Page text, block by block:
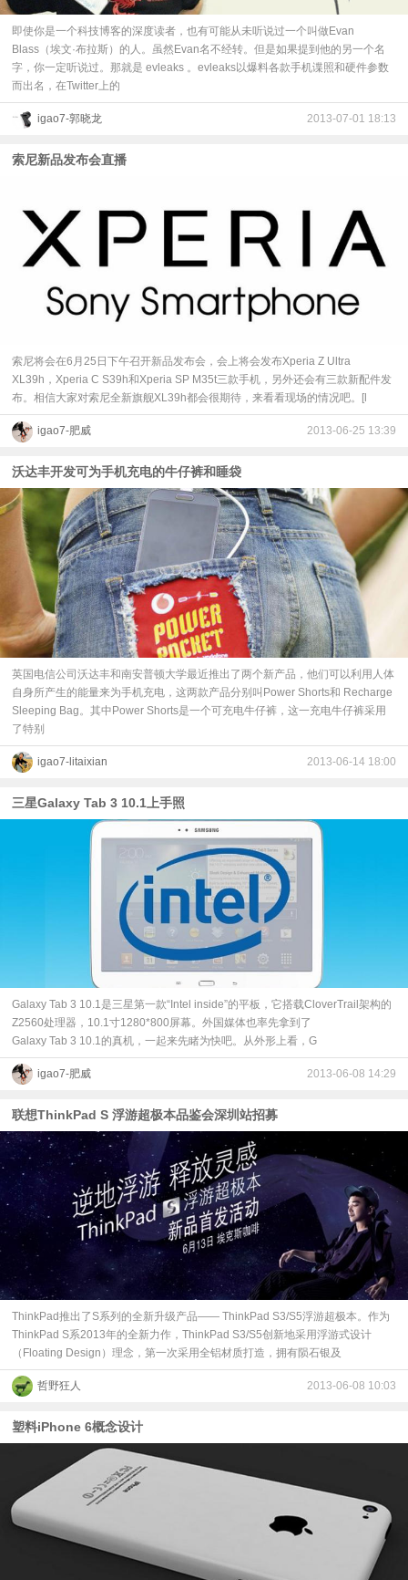
即使你是一个科技博客的深度读者，也有可能从未听说过一个叫做Evan
Blass（埃文·布拉斯）的人。虽然Evan名不经转。但是如果提到他的另一个名
字，你一定听说过。那就是 evleaks 。evleaks以爆料各款手机谍照和硬件参数
而出名，在Twitter上的
igao7-郭晓龙 2013-07-01 18:13
索尼新品发布会直播
索尼将会在6月25日下午召开新品发布会，会上将会发布Xperia Z Ultra
XL39h，Xperia C S39h和Xperia SP M35t三款手机，另外还会有三款新配件发
布。相信大家对索尼全新旗舰XL39h都会很期待，来看看现场的情况吧。[l
igao7-肥威 2013-06-25 13:39
沃达丰开发可为手机充电的牛仔裤和睡袋
英国电信公司沃达丰和南安普顿大学最近推出了两个新产品，他们可以利用人体
自身所产生的能量来为手机充电，这两款产品分别叫Power Shorts和 Recharge
Sleeping Bag。其中Power Shorts是一个可充电牛仔裤，这一充电牛仔裤采用
了特别
igao7-litaixian 2013-06-14 18:00
三星Galaxy Tab 3 10.1上手照
Galaxy Tab 3 10.1是三星第一款“Intel inside”的平板，它搭载CloverTrail架构的
Z2560处理器，10.1寸1280*800屏幕。外国媒体也率先拿到了
Galaxy Tab 3 10.1的真机，一起来先睹为快吧。从外形上看，G
igao7-肥威 2013-06-08 14:29
联想ThinkPad S 浮游超极本品鉴会深圳站招募
ThinkPad推出了S系列的全新升级产品—— ThinkPad S3/S5浮游超极本。作为
ThinkPad S系2013年的全新力作，ThinkPad S3/S5创新地采用浮游式设计
（Floating Design）理念，第一次采用全铝材质打造，拥有陨石银及
哲野狂人 2013-06-08 10:03
塑料iPhone 6概念设计